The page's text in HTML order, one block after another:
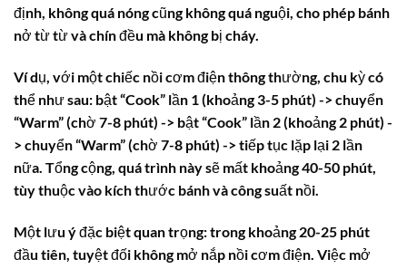
định, không quá nóng cũng không quá nguội, cho phép bánh
nở từ từ và chín đều mà không bị cháy.
Ví dụ, với một chiếc nồi cơm điện thông thường, chu kỳ có
thể như sau: bật “Cook” lần 1 (khoảng 3-5 phút) -> chuyển
“Warm” (chờ 7-8 phút) -> bật “Cook” lần 2 (khoảng 2 phút) -
> chuyển “Warm” (chờ 7-8 phút) -> tiếp tục lặp lại 2 lần
nữa. Tổng cộng, quá trình này sẽ mất khoảng 40-50 phút,
tùy thuộc vào kích thước bánh và công suất nồi.
Một lưu ý đặc biệt quan trọng: trong khoảng 20-25 phút
đầu tiên, tuyệt đối không mở nắp nồi cơm điện. Việc mở